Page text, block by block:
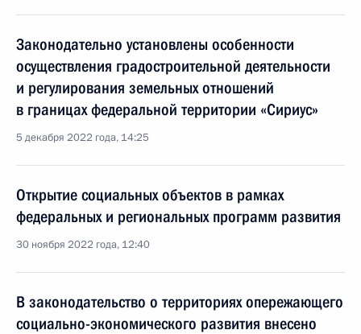
Законодательно установлены особенности
осуществления градостроительной деятельности
и регулирования земельных отношений
в границах федеральной территории «Сириус»
5 декабря 2022 года, 14:25
Открытие социальных объектов в рамках
федеральных и региональных программ развития
30 ноября 2022 года, 12:40
В законодательство о территориях опережающего
социально-экономического развития внесено